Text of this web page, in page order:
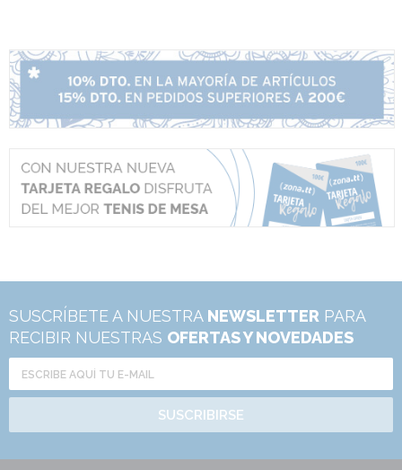
SUSCRÍBETE A NUESTRA NEWSLETTER PARA
RECIBIR NUESTRAS OFERTAS Y NOVEDADES
SUSCRIBIRSE